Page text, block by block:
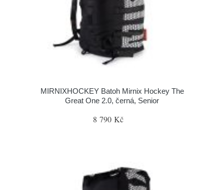
MIRNIXHOCKEY Batoh Mirnix Hockey The
Great One 2.0, černá, Senior
8 790 Kč